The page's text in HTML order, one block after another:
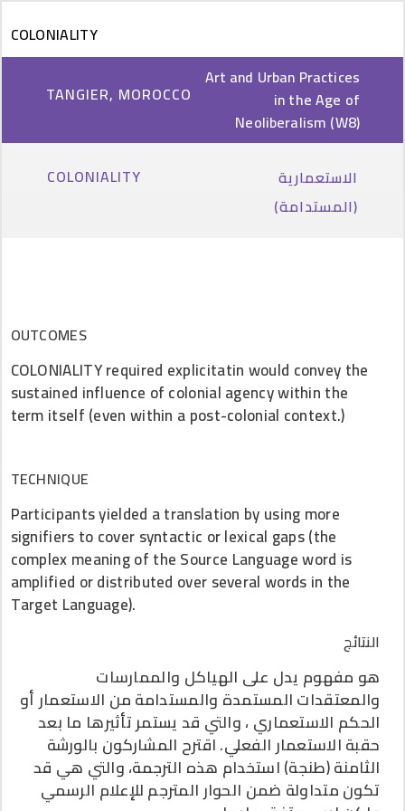
Skip to main content
COLONIALITY
TANGIER, MOROCCO
Art and Urban Practices
in the Age of
Neoliberalism (W8)
COLONIALITY
الاستعمارية
(المستدامة)
OUTCOMES
COLONIALITY required explicitatin would convey the
sustained influence of colonial agency within the
term itself (even within a post-colonial context.)
TECHNIQUE
Participants yielded a translation by using more
signifiers to cover syntactic or lexical gaps (the
complex meaning of the Source Language word is
amplified or distributed over several words in the
Target Language).
النتائج
هو مفهوم يدل على الهياكل والممارسات
والمعتقدات المستمدة والمستدامة من الاستعمار أو
الحكم الاستعماري ، والتي قد يستمر تأثيرها ما بعد
حقبة الاستعمار الفعلي. اقترح المشاركون بالورشة
الثامنة (طنجة) استخدام هذه الترجمة، والتي هي قد
تكون متداولة ضمن الحوار المترجم للإعلام الرسمي